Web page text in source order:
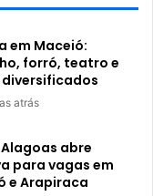
em Maceió:
forró, teatro e
diversificados
atrás
abre
para vagas em
e Arapiraca